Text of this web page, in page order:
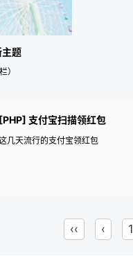
题
）
[PHP] 支付宝扫描领红包
几天流行的支付宝领红包
‹‹ ‹ 1